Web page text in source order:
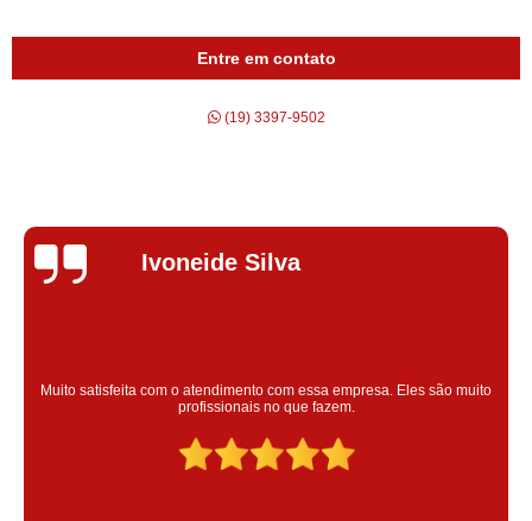
Entre em contato
(19) 3397-9502
Silvana Alves
Super satisfeita com o serviço prestado, atendimento muito bom!
colaoradores educado e transparente, destaque para o colaborador
Claudinei excelente profissional!